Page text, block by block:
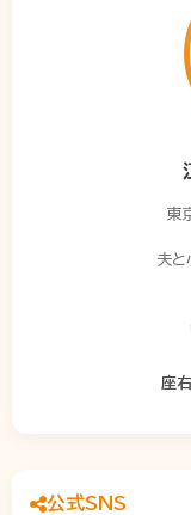
東
夫と
座右
公式SNS